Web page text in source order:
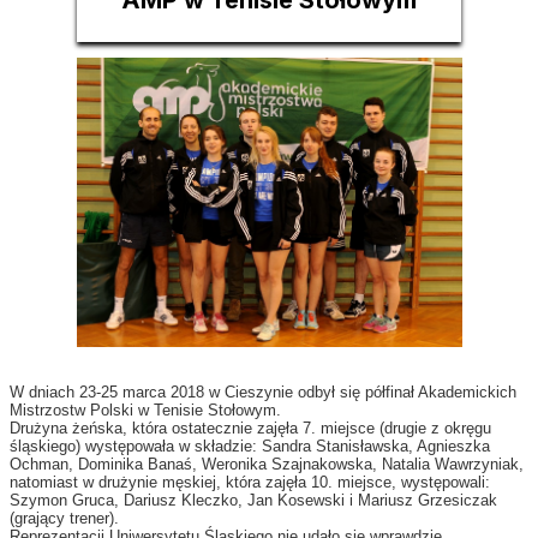
W dniach 23-25 marca 2018 w Cieszynie odbył się półfinał Akademickich
Mistrzostw Polski w Tenisie Stołowym.
Drużyna żeńska, która ostatecznie zajęła 7. miejsce (drugie z okręgu
śląskiego) występowała w składzie: Sandra Stanisławska, Agnieszka
Ochman, Dominika Banaś, Weronika Szajnakowska, Natalia Wawrzyniak,
natomiast w drużynie męskiej, która zajęła 10. miejsce, występowali:
Szymon Gruca, Dariusz Kleczko, Jan Kosewski i Mariusz Grzesiczak
(grający trener).